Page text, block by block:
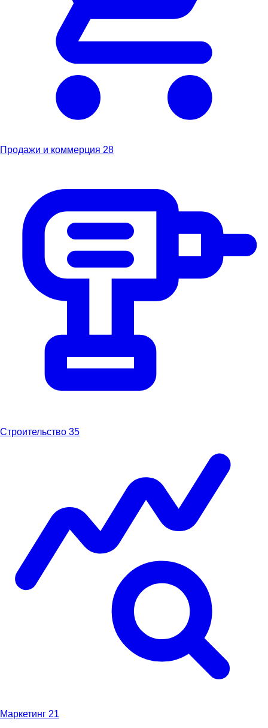
Продажи и коммерция 28
Строительство 35
Маркетинг 21